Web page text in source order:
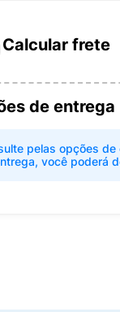
Calcular frete
de entrega
pelas opções
você poderá